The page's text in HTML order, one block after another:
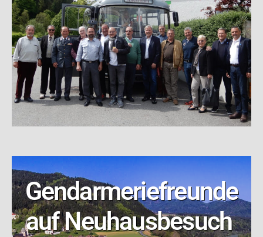
Gendarmeriefreunde
auf Neuhausbesuch